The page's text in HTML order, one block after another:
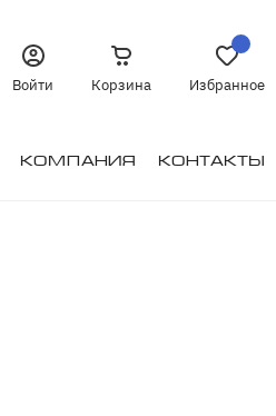
Войти
Корзина Избранное
Компания Контакты